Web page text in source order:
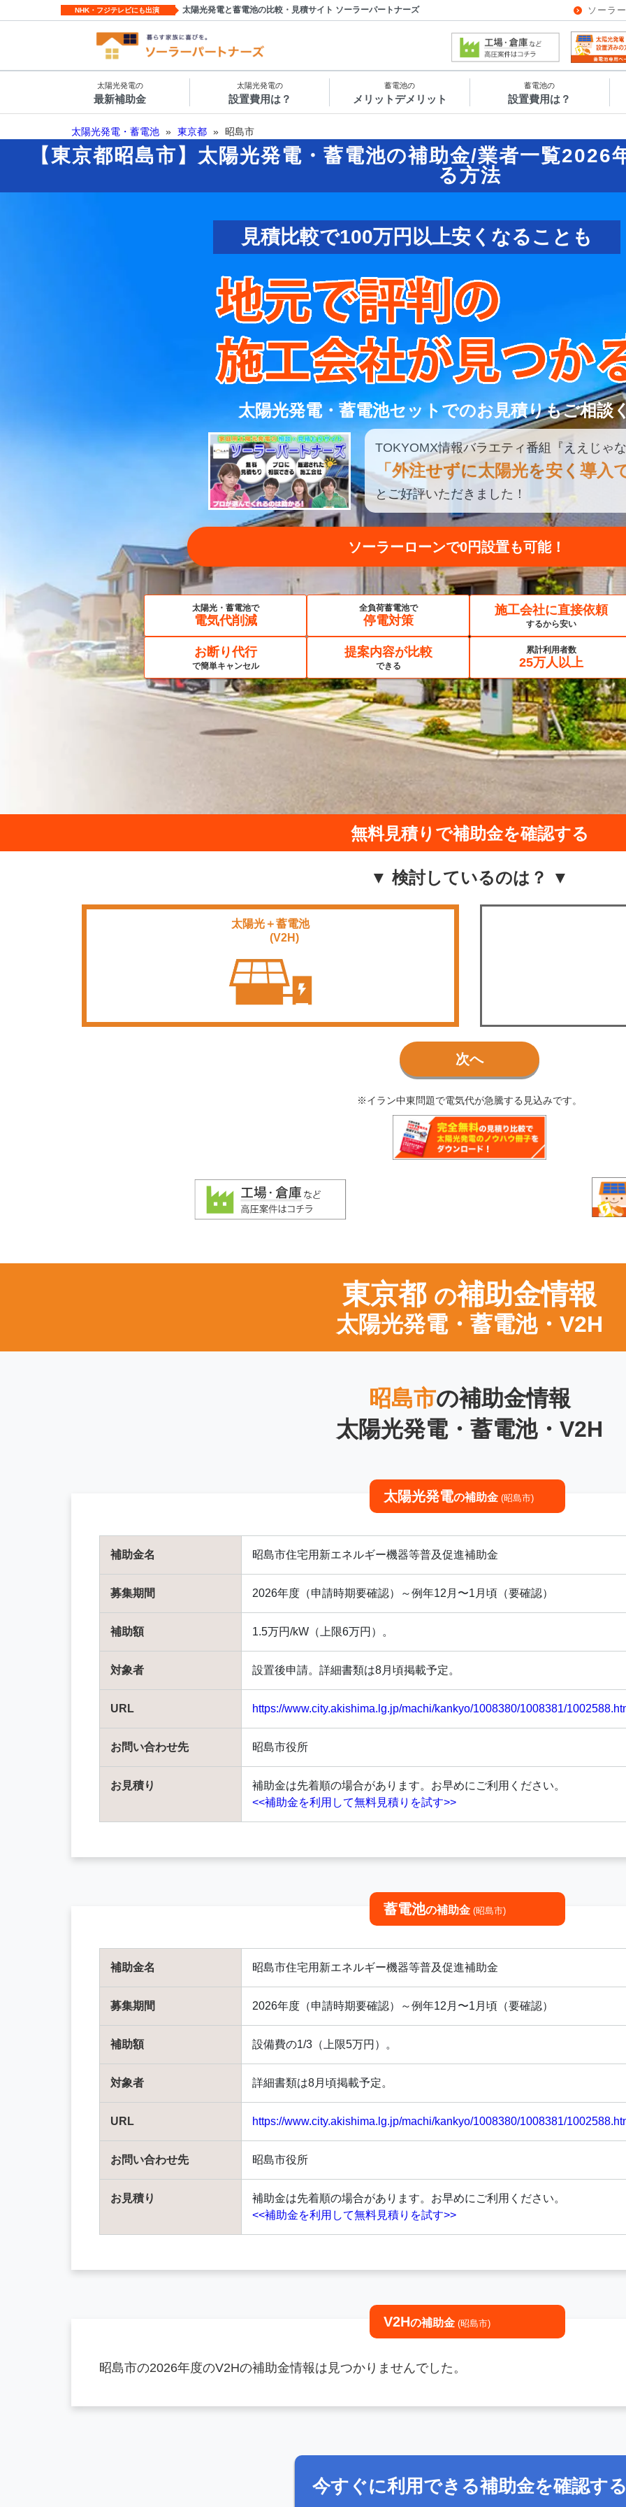
NHK・フジテレビにも出演 太陽光発電と蓄電池の比較・見積サイト ソーラーパートナーズ ソーラ
太陽光発電の
最新補助金
太陽光発電の
設置費用は？
蓄電池の
メリットデメリット
蓄電池の
設置費用は？
太陽光発電・蓄電池 » 東京都 » 昭島市
【東京都昭島市】太陽光発電・蓄電池の補助金/業者一覧2026
る方法
見積比較で100万円以上安くなることも
太陽光発電・蓄電池セットでのお見積りもご相談
TOKYOMX情報バラエティ番組 『ええじゃ
「外注せずに太陽光を安く導入
とご好評いただきました！
ソーラーローンで0円設置も可能！
太陽光・蓄電池で
電気代削減
全負荷蓄電池で
停電対策
施工会社に直接依頼
するから安い
お断り代行
で簡単キャンセル
提案内容が比較
できる
累計利用者数
25万人以上
無料見積りで補助金を確認する
▼ 検討しているのは？ ▼
太陽光＋蓄電池
(V2H)
次へ
※イラン中東問題で電気代が急騰する見込みです。
東京都 の補助金情報
太陽光発電・蓄電池・V2H
昭島市の補助金情報
太陽光発電・蓄電池・V2H
太陽光発電の補助金 (昭島市)
補助金名 昭島市住宅用新エネルギー機器等普及促進補助金
募集期間 2026年度（申請時期要確認）～例年12月〜1月頃（要確認）
補助額 1.5万円/kW（上限6万円）。
対象者 設置後申請。詳細書類は8月頃掲載予定。
URL https://www.city.akishima.lg.jp/machi/kankyo/1008380/1008381/
お問い合わせ先 昭島市役所
お見積り
補助金は先着順の場合があります。お早めにご利用ください。
<<補助金を利用して無料見積りを試す>>
蓄電池の補助金 (昭島市)
補助金名 昭島市住宅用新エネルギー機器等普及促進補助金
募集期間 2026年度（申請時期要確認）～例年12月〜1月頃（要確認）
補助額 設備費の1/3（上限5万円）。
対象者 詳細書類は8月頃掲載予定。
URL https://www.city.akishima.lg.jp/machi/kankyo/1008380/1008381/
お問い合わせ先 昭島市役所
お見積り
補助金は先着順の場合があります。お早めにご利用ください。
<<補助金を利用して無料見積りを試す>>
V2Hの補助金 (昭島市)
昭島市の2026年度のV2Hの補助金情報は見つかりませんでした。
今すぐに利用できる補助金を確認す